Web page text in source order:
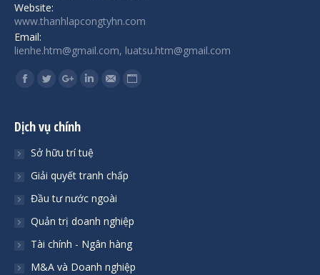
Website:
www.thanhlapcongtyhn.com
Email:
lienhe.htm@gmail.com, luatsu.htm@gmail.com
Find us on:
Facebook
Twitter MailWebsite
Dịch vụ chính
Sở hữu trí tuệ
Giải quyết tranh chấp
Đầu tư nước ngoài
Quản trị doanh nghiệp
Tài chính - Ngân hàng
M&A và Doanh nghiệp